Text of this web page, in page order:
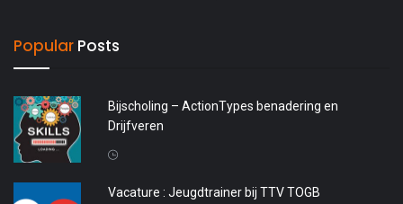
Popular Posts
Bijscholing – ActionTypes benadering en
Drijfveren
Vacature : Jeugdtrainer bij TTV TOGB